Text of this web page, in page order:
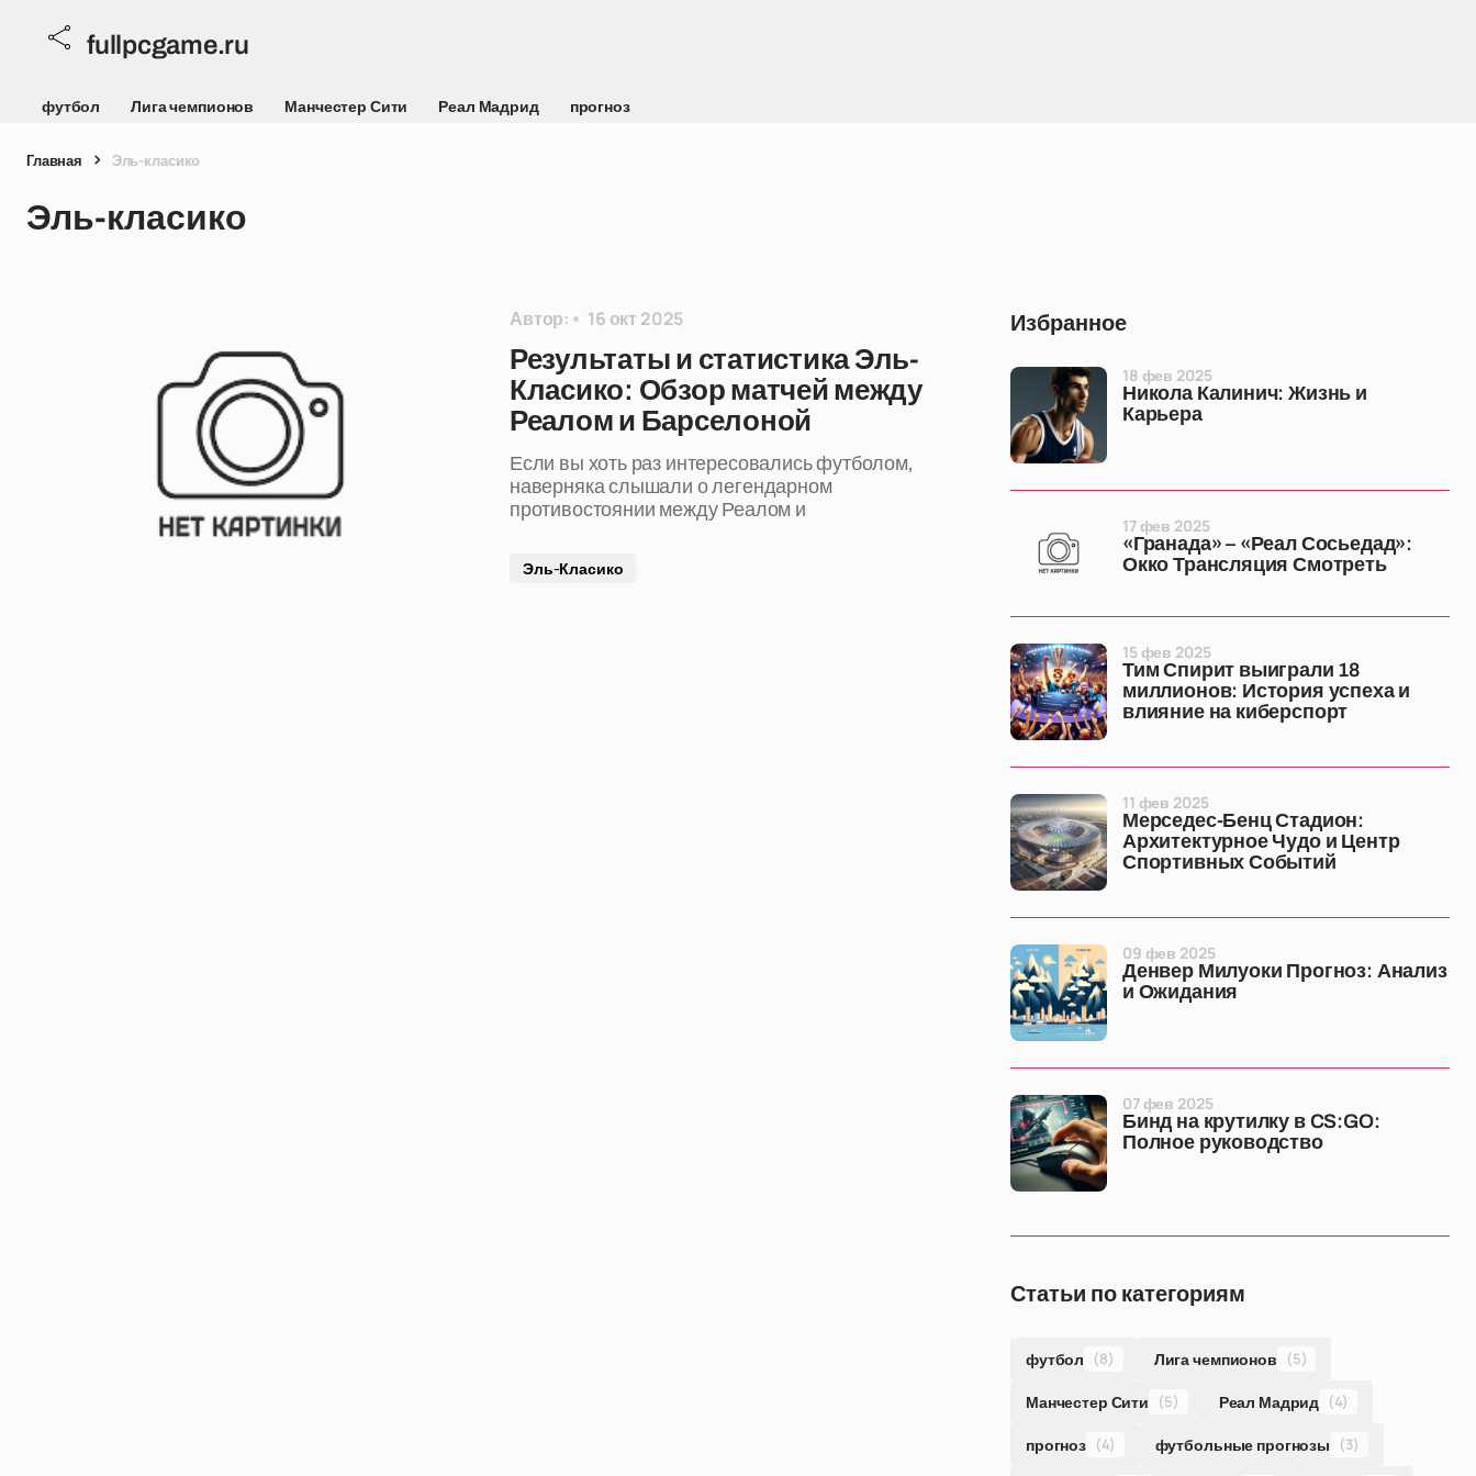
fullpcgame.ru
футбол Лига чемпионов Манчестер Сити Реал Мадрид прогноз
Главная Эль-класико
Эль-класико
Автор: 16 окт 2025
Результаты и статистика Эль-
Класико: Обзор матчей между
Реалом и Барселоной
Если вы хоть раз интересовались футболом,
наверняка слышали о легендарном
противостоянии между Реалом и
Эль-Класико
Избранное
Никола Калинич: Жизнь и
Карьера
18 фев 2025
«Гранада» – «Реал Сосьедад»:
Окко Трансляция Смотреть
17 фев 2025
Тим Спирит выиграли 18
миллионов: История успеха и
влияние на киберспорт
15 фев 2025
Мерседес-Бенц Стадион:
Архитектурное Чудо и Центр
Спортивных Событий
11 фев 2025
Денвер Милуоки Прогноз: Анализ
и Ожидания
09 фев 2025
Бинд на крутилку в CS:GO:
Полное руководство
07 фев 2025
Статьи по категориям
футбол (8) Лига чемпионов (5)
Манчестер Сити (5) Реал Мадрид (4)
прогноз (4) футбольные прогнозы (3)